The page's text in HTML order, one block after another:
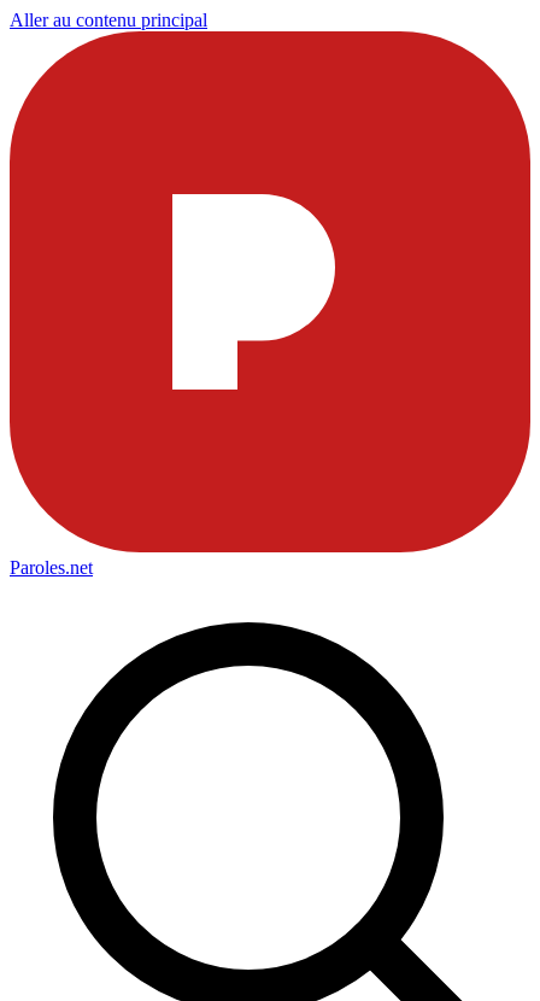
Aller au contenu principal
Paroles.net